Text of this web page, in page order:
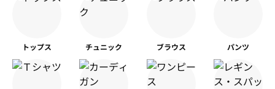
トップス チュニック ブラウス パンツ